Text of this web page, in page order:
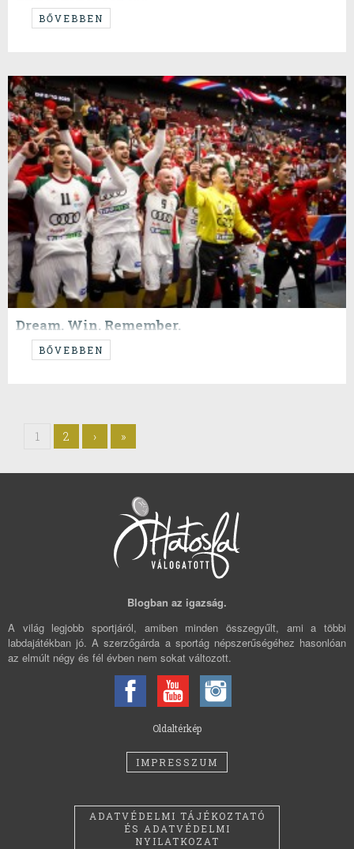
...pedig nem is álmodunk!
BŐVEBBEN
Dream. Win. Remember.
...Izland ellen fehér mez...
BŐVEBBEN
1 2 › »
Blogban az igazság.
A világ legjobb sportjáról, amiben minden összegyűlt, ami a többi
labdajátékban jó. A szerzőgárda a sportág népszerűségéhez hasonlóan
az elmúlt négy és fél évben nem sokat változott.
Oldaltérkép
IMPRESSZUM
ADATVÉDELMI TÁJÉKOZTATÓ
ÉS ADATVÉDELMI
NYILATKOZAT